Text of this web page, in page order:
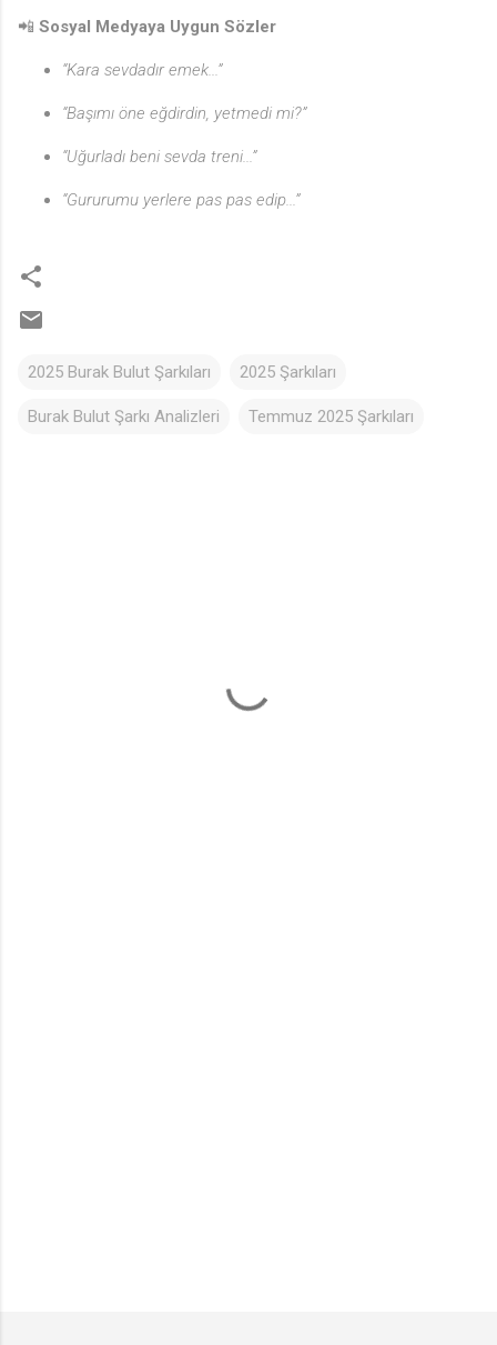
📲 Sosyal Medyaya Uygun Sözler
“Kara sevdadır emek...”
“Başımı öne eğdirdin, yetmedi mi?”
“Uğurladı beni sevda treni...”
“Gururumu yerlere pas pas edip...”
2025 Burak Bulut Şarkıları 2025 Şarkıları
Burak Bulut Şarkı Analizleri Temmuz 2025 Şarkıları